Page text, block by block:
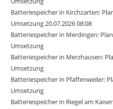
Batteriespeicher in Kirchzarten:
Umsetzung 20.07.2026 08:08
Batteriespeicher in Merdingen:
Umsetzung
Batteriespeicher in Merzhausen:
Umsetzung
Batteriespeicher in Pfaffenweiler:
Umsetzung
Batteriespeicher in Riegel am